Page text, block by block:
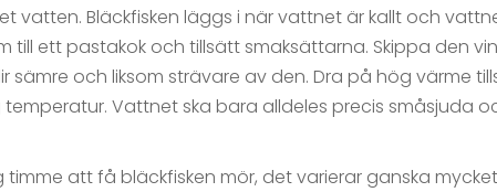
vatten. Bläckfisken läggs i när vattnet är kallt och
ett pastakok och tillsätt smaksättarna. Skippa den
sämre och liksom strävare av den. Dra på hög värme
Vattnet ska bara alldeles precis småsjuda
att få bläckfisken mör, det varierar ganska